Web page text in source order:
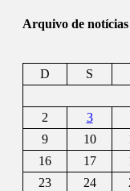
Arquivo de notícias
D
S
2
3
9
10
16
17
23
24